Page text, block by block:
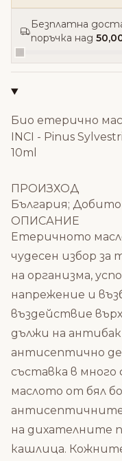
Безплатна
поръчка над
Био етерично
INCI - Pinus
10ml
ПРОИЗХОД
България;
ОПИСАНИЕ
Етеричното
чудесен избор за
на организма,
напрежение и
въздействие
дължи на
антисептично
съставка в
маслото от бял
антисептичните
на дихателните
кашлица.